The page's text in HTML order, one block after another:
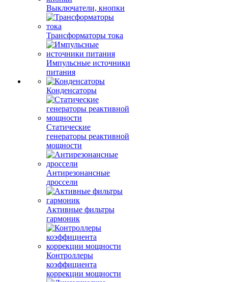
Выключатели, кнопки
Трансформаторы тока
Импульсные источники
питания
Конденсаторы
Статические
генераторы реактивной
мощности
Антирезонансные
дроссели
Активные фильтры
гармоник
Контроллеры
коэффициента
коррекции мощности